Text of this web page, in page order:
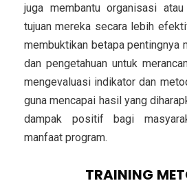
juga membantu organisasi
tujuan mereka secara lebih
membuktikan betapa pentingnya
dan pengetahuan untuk
mengevaluasi indikator dan
guna mencapai hasil yang
dampak positif bagi
manfaat program.
TRAINING